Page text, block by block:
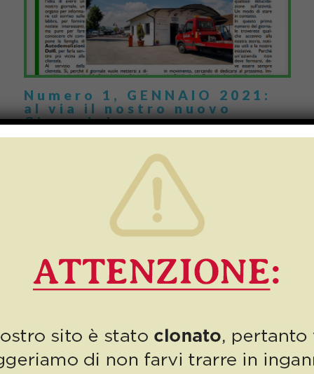
Numero 1, GENNAIO 2021:
al via il nostro nuovo
Giornale!
Autodemolizioni Dolfi ci siamo lasciati alle spalle un 2020
terribile, segnato dalla pandemia da Covid-19, proiettandoci […]